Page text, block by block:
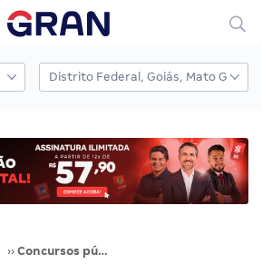
›› Concursos públicos: eventos e aulas gratuitas deste sábado!